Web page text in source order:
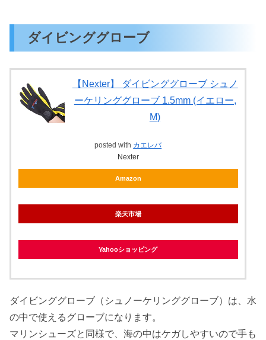
ダイビンググローブ
【Nexter】 ダイビンググローブ シュノ
ーケリンググローブ 1.5mm (イエロー,
M)
posted with カエレバ
Nexter
Amazon
楽天市場
Yahooショッピング
ダイビンググローブ（シュノーケリンググローブ）は、水
の中で使えるグローブになります。
マリンシューズと同様で、海の中はケガしやすいので手も